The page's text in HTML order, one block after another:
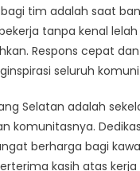
tim adalah saat
tanpa kenal
Respons cepat
seluruh
Selatan adalah
komunitasnya.
berharga bagi
kasih atas